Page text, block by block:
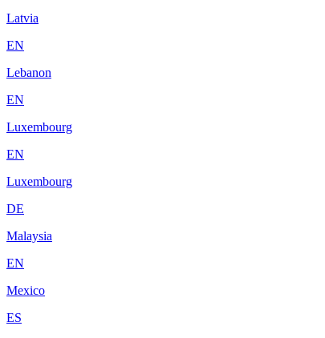
Latvia
EN
Lebanon
EN
Luxembourg
EN
Luxembourg
DE
Malaysia
EN
Mexico
ES